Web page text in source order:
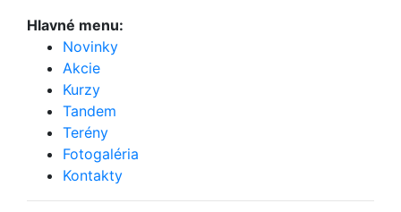
Hlavné menu:
Novinky
Akcie
Kurzy
Tandem
Terény
Fotogaléria
Kontakty